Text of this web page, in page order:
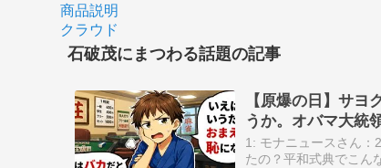
商品説明
クラウド
石破茂にまつわる話題の記事
【原爆の日】サ
うか。オバマ大統
統領も使ってまし
1: モナニュースさん
たの？平和式典でこん